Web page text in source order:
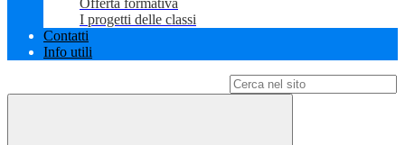
Offerta formativa
I progetti delle classi
Contatti
Info utili